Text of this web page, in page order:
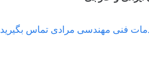
فنی مهندسی مرادی تماس بگیرید